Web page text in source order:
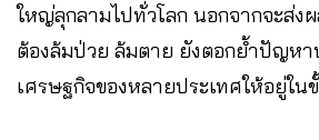
ใหญ่ลุกลามไปทั่วโลก นอกจากจะส่ง
ต้องล้มป่วย ล้มตาย ยังตอกย้ำปัญหา
เศรษฐกิจของหลายประเทศให้อยู่ใน